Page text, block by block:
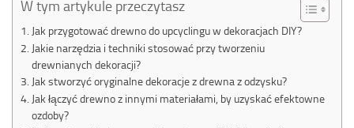
W tym artykule przeczytasz
Jak przygotować drewno do upcyclingu w dekoracjach DIY?
Jakie narzędzia i techniki stosować przy tworzeniu
drewnianych dekoracji?
Jak stworzyć oryginalne dekoracje z drewna z odzysku?
Jak łączyć drewno z innymi materiałami, by uzyskać efektowne
ozdoby?